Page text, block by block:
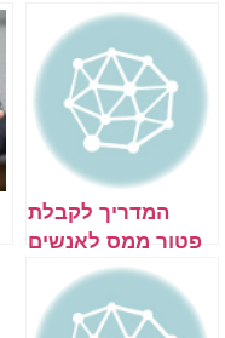
ביטוח נסיעות
לחול?
המדריך לקבלת
פטור ממס לאנשים
עם מוגבלויות